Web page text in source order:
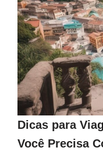
Dicas para
Você Precisa